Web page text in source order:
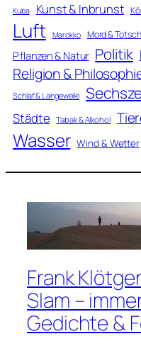
Kuba Kunst & Inbrunst
Luft Marokko Mord &
Pflanzen & Natur Politik
Religion &
Schlaf & Langeweile
Städte Tabak & Alkohol
Wasser Wind & Wetter
Frank
Slam –
Gedichte &